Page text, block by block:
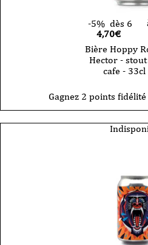
-5% dès 6
4,70€
Bière Hoppy
Hector -
cafe - 33cl
Gagnez 2 points fidélité